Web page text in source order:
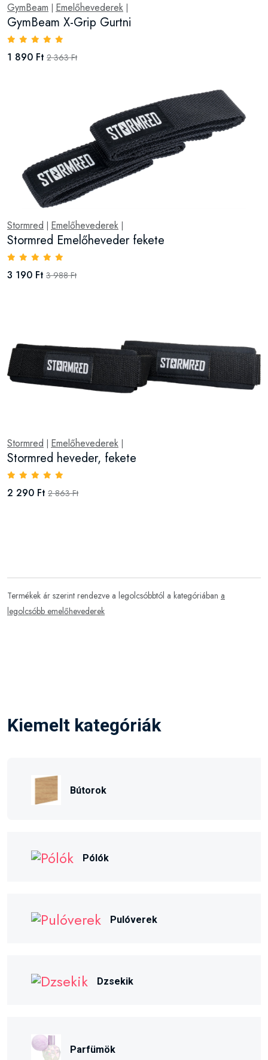
GymBeam Emelőhevederek
GymBeam X-Grip Gurtni
1 890 Ft 2 363 Ft
Stormred Emelőhevederek
Stormred Emelőheveder fekete
3 190 Ft 3 988 Ft
Stormred Emelőhevederek
Stormred heveder, fekete
2 290 Ft 2 863 Ft
Termékek ár szerint rendezve a legolcsóbbtól a kategóriában a
legolcsóbb emelőhevederek
Kiemelt kategóriák
Bútorok
Pólók
Pulóverek
Dzsekik
Parfümök